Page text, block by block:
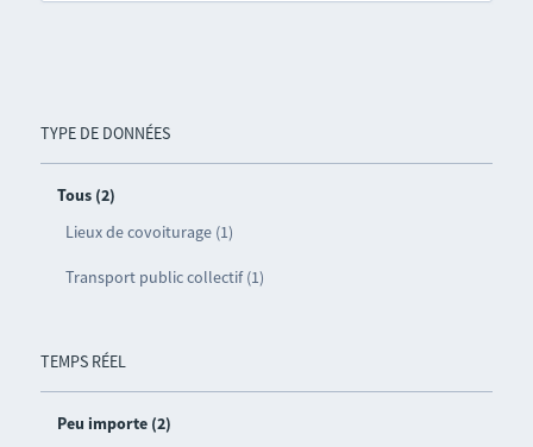
TYPE DE DONNÉES
Tous (2)
Lieux de covoiturage (1)
Transport public collectif (1)
TEMPS RÉEL
Peu importe (2)